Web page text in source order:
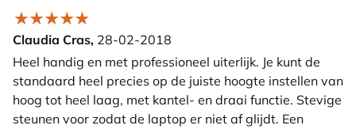
Claudia Cras, 28-02-2018
Heel handig en met professioneel uiterlijk. Je kunt de
standaard heel precies op de juiste hoogte instellen van
hoog tot heel laag, met kantel- en draai functie. Stevige
steunen voor zodat de laptop er niet af glijdt. Een